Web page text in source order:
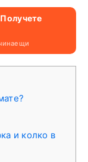
и колко в